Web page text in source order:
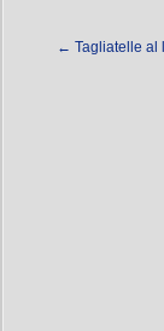
← Tagliatelle al